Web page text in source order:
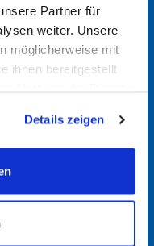
Partner für
weiter. Unsere
möglicherweise mit
ihnen bereitgestellt
Details zeigen
zu finden.
können Sie so die